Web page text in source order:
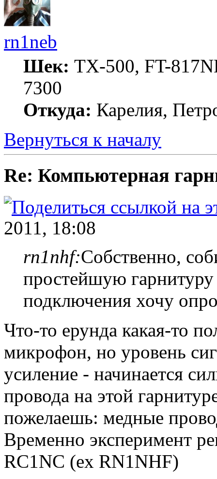
rn1neb
Шек: TX-500, FT-
7300
Откуда: Карелия,
Вернуться к началу
Re: Компьютерная
2011, 18:08
rn1nhf:Собственно,
простейшую
подключения хочу
Что-то ерунда какая-то
микрофон, но уровень
усиление - начинается
провода на этой
пожелаешь: медные
Временно эксперимент
RC1NC (ex RN1NHF)